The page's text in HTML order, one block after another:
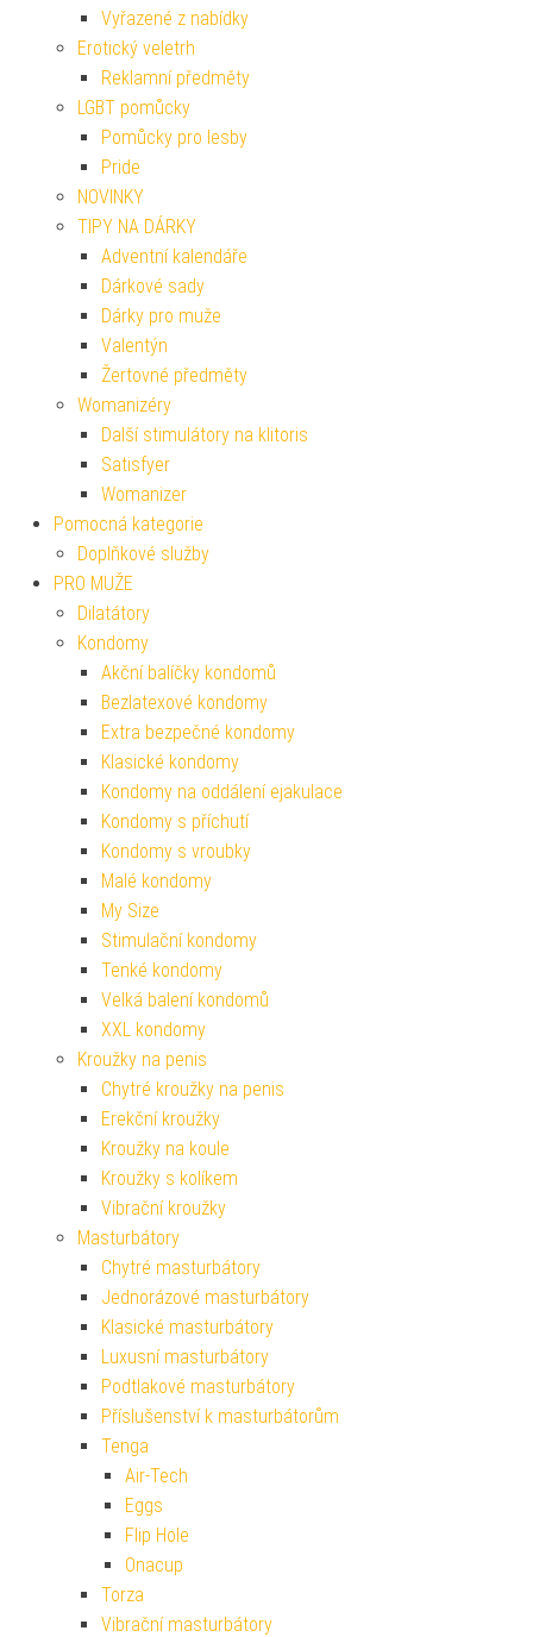
Vyřazené z nabídky
Erotický veletrh
Reklamní předměty
LGBT pomůcky
Pomůcky pro lesby
Pride
NOVINKY
TIPY NA DÁRKY
Adventní kalendáře
Dárkové sady
Dárky pro muže
Valentýn
Žertovné předměty
Womanizéry
Další stimulátory na klitoris
Satisfyer
Womanizer
Pomocná kategorie
Doplňkové služby
PRO MUŽE
Dilatátory
Kondomy
Akční balíčky kondomů
Bezlatexové kondomy
Extra bezpečné kondomy
Klasické kondomy
Kondomy na oddálení ejakulace
Kondomy s příchutí
Kondomy s vroubky
Malé kondomy
My Size
Stimulační kondomy
Tenké kondomy
Velká balení kondomů
XXL kondomy
Kroužky na penis
Chytré kroužky na penis
Erekční kroužky
Kroužky na koule
Kroužky s kolíkem
Vibrační kroužky
Masturbátory
Chytré masturbátory
Jednorázové masturbátory
Klasické masturbátory
Luxusní masturbátory
Podtlakové masturbátory
Příslušenství k masturbátorům
Tenga
Air-Tech
Eggs
Flip Hole
Onacup
Torza
Vibrační masturbátory